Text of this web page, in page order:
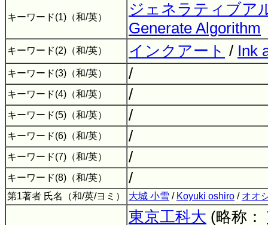
キーワード(1)（和/英）
ジェネラティブア
Generate Algorithm
キーワード(2)（和/英） インクアート / Ink
キーワード(3)（和/英） /
キーワード(4)（和/英） /
キーワード(5)（和/英） /
キーワード(6)（和/英） /
キーワード(7)（和/英） /
キーワード(8)（和/英） /
第1著者 氏名（和/英/ヨミ） 大城 小雪 / Koyuki oshiro / オオ
東京工科大 (略称：